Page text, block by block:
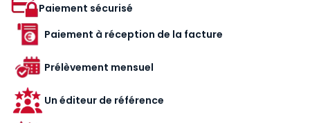
Paiement sécurisé
Paiement à réception de la facture
Prélèvement mensuel
Un éditeur de référence